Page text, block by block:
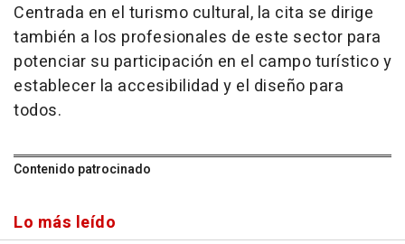
Centrada en el turismo cultural, la cita se dirige
también a los profesionales de este sector para
potenciar su participación en el campo turístico y
establecer la accesibilidad y el diseño para
todos.
Contenido patrocinado
Lo más leído